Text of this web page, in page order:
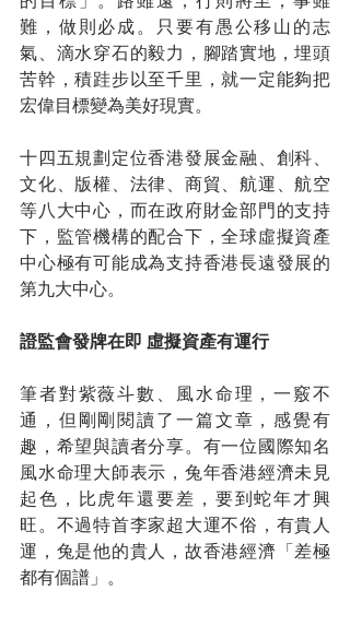
難，做則必成。只要有愚公移山的志
氣、滴水穿石的毅力，腳踏實地，埋頭
苦幹，積跬步以至千里，就一定能夠把
宏偉目標變為美好現實。
十四五規劃定位香港發展金融、創科、
文化、版權、法律、商貿、航運、航空
等八大中心，而在政府財金部門的支持
下，監管機構的配合下，全球虛擬資產
中心極有可能成為支持香港長遠發展的
第九大中心。
證監會發牌在即 虛擬資產有運行
筆者對紫薇斗數、風水命理，一竅不
通，但剛剛閱讀了一篇文章，感覺有
趣，希望與讀者分享。有一位國際知名
風水命理大師表示，兔年香港經濟未見
起色，比虎年還要差，要到蛇年才興
旺。不過特首李家超大運不俗，有貴人
運，兔是他的貴人，故香港經濟「差極
都有個譜」。